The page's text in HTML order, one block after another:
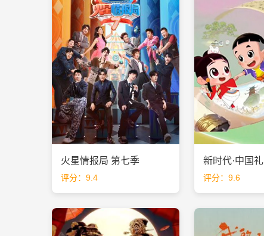
火星情报局 第七季
评分：9.4
新时代·中国礼
评分：9.6